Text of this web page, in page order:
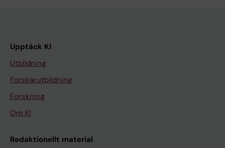
Upptäck KI
Utbildning
Forskarutbildning
Forskning
Om KI
Redaktionellt material